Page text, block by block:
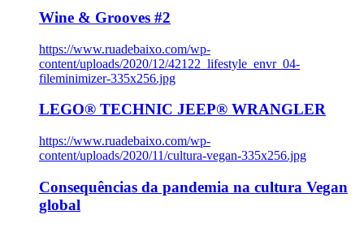
Wine & Grooves #2
https://www.ruadebaixo.com/wp-
content/uploads/2020/12/42122_lifestyle_envr_04-
fileminimizer-335x256.jpg
LEGO® TECHNIC JEEP® WRANGLER
https://www.ruadebaixo.com/wp-
content/uploads/2020/11/cultura-vegan-335x256.jpg
Consequências da pandemia na cultura Vegan
global